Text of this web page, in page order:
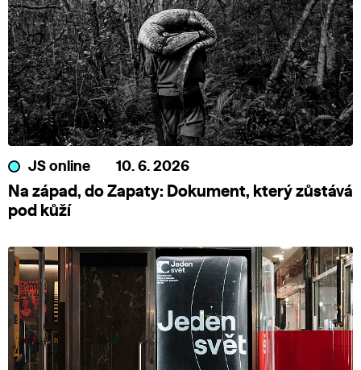
JS online 10. 6. 2026
Na západ, do Zapaty: Dokument, který zůstává
pod kůží